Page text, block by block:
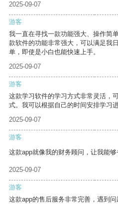
2025-09-07
游客
我一直在寻找一款功能强大、操作简
款软件的功能非常强大，可以满足我
单，即使是小白也能快速上手。
2025-09-07
游客
这款学习软件的学习方式非常灵活，
式。我可以根据自己的时间安排学习进
2025-09-07
游客
这款app就像我的财务顾问，让我能够
2025-09-07
游客
这款app的售后服务非常完善，遇到